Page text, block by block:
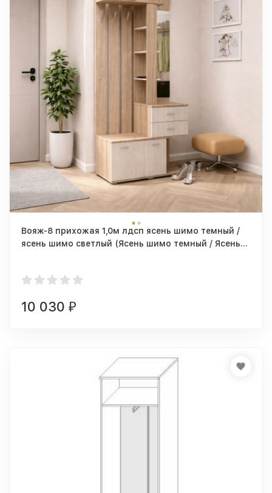
Вояж-8 прихожая 1,0м лдсп ясень шимо темный /
ясень шимо светлый (Ясень шимо темный / Ясень
10 030 ₽